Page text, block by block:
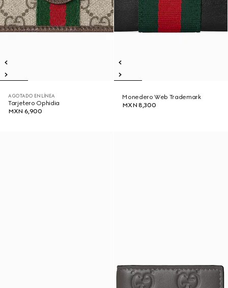
AGOTADO EN LÍNEA
Tarjetero Ophidia
MXN 6,900
Monedero Web Trademark
MXN 8,300